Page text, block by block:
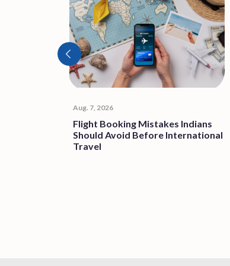
Aug. 7, 2026
Flight Booking Mistakes Indians
Should Avoid Before International
Travel